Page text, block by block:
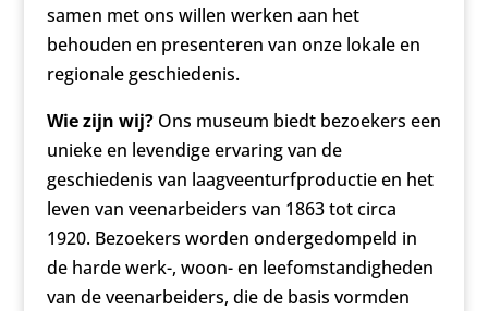
samen met ons willen werken aan het
behouden en presenteren van onze lokale en
regionale geschiedenis.
Wie zijn wij?Ons museum biedt bezoekers een
unieke en levendige ervaring van de
geschiedenis van laagveenturfproductie en het
leven van veenarbeiders van 1863 tot circa
1920. Bezoekers worden ondergedompeld in
de harde werk-, woon- en leefomstandigheden
van de veenarbeiders, die de basis vormden